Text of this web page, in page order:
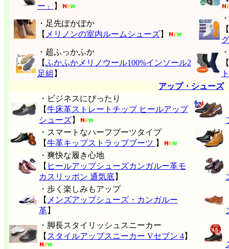
ー」
】
・足先ぽかぽか
【 メリノンの室内ルームシューズ】
【
・超ふっかふか
【ふかふかメリノウール100%インソール2
足組 】
【
アップ・シューズ
・ビジネスにぴったり
【牛床革ストレートチップ ヒールアップ
シューズ】
・スマートなハーフブーツタイプ
【牛革キップストラップブーツ 】
・爽快な履き心地
【 ヒールアップシューズカンガルー革モ
カスリッポン 通気底】
・歩く楽しみもアップ
【 メンズアップシューズ・カンガルー
革】
・脚長スタイリッシュスニーカー
【 スタイルアップスニーカー Vセブン 4】